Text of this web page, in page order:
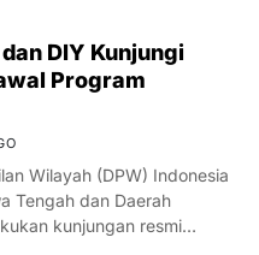
DIY Kunjungi
Program
Wilayah (DPW) Indonesia
Tengah dan Daerah
kunjungan resmi…